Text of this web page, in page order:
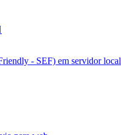
- SEF) em servidor local